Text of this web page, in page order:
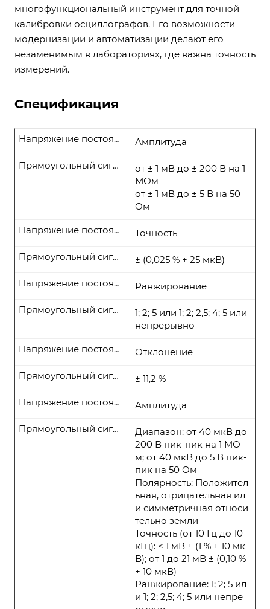
многофункциональный инструмент для точной
калибровки осциллографов. Его возможности
модернизации и автоматизации делают его
незаменимым в лабораториях, где важна точность
измерений.
Спецификация
Амплитуда
Напряжение постоянного тока
от ± 1 мВ до ± 200 В на 1
МОм
от ± 1 мВ до ± 5 В на 50
Ом
Прямоугольный сигнал
Точность
Напряжение постоянного тока
± (0,025 % + 25 мкВ)
Прямоугольный сигнал
Ранжирование
Напряжение постоянного тока
1; 2; 5 или 1; 2; 2,5; 4; 5 или
непрерывно
Прямоугольный сигнал
Отклонение
Напряжение постоянного тока
± 11,2 %
Прямоугольный сигнал
Амплитуда
Напряжение постоянного тока
Диапазон: от 40 мкВ до
200 В пик-пик на 1 МО
м; от 40 мкВ до 5 В пик-
пик на 50 Ом
Полярность: Положител
ьная, отрицательная ил
и симметричная относи
тельно земли
Точность (от 10 Гц до 10
кГц): < 1 мВ ± (1 % + 10 мк
В); от 1 до 21 мВ ± (0,10 %
+ 10 мкВ)
Ранжирование: 1; 2; 5 ил
и 1; 2; 2,5; 4; 5 или непре
Прямоугольный сигнал